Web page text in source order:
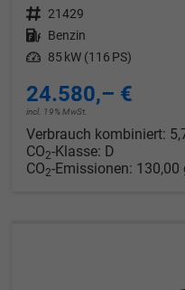
Fahrzeugnr. 21429
Kraftstoff Benzin
Leistung 85 kW (116 PS)
24.580,– €
incl. 19% MwSt.
Verbrauch kombiniert:
CO2-Klasse: D
CO2-Emissionen: 130,00